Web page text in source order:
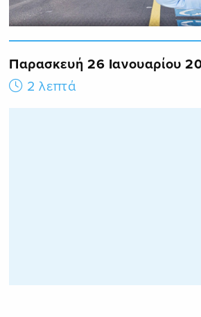
Παρασκευή 26 Ιανουαρίου
2 λεπτά